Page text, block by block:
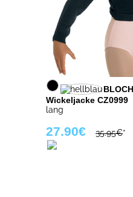
BLOCH
Wickeljacke CZ0999
lang
27.90€ 35.95€*